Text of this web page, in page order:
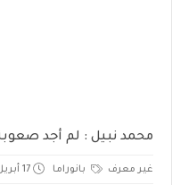
محمد نبيل : لم أجد
غير معرف بانوراما 17 أبريل 2021